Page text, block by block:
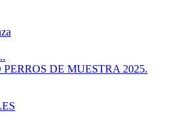
DE MUESTRA 2025.